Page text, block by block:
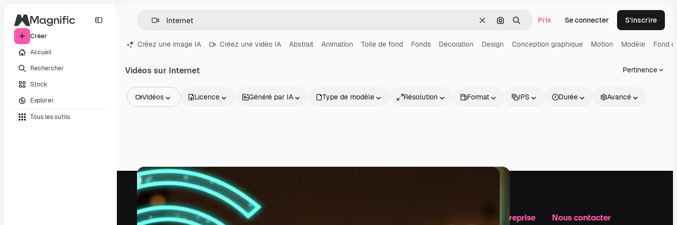
Créer
Accueil
Rechercher
Stock
Explorer
Tous les outils
EffacerRechercher par image
Rechercher
Prix Se connecter S’inscrire
Créez une image IA Créez une vidéo IA Abstrait Animation Toile de fond Fonds Décoration Design Conception graphique Motion Modèle Fond
Vidéos sur Internet Pertinence
Vidéos
Vidéos
Clips de vidéo
Graphiques animés
Templates vidéos
Icônes
Modèles 3D
Polices
Licence Généré par IA Type de modèle Résolution Format IPS Durée Avancé
Notre entreprise Nous contacter